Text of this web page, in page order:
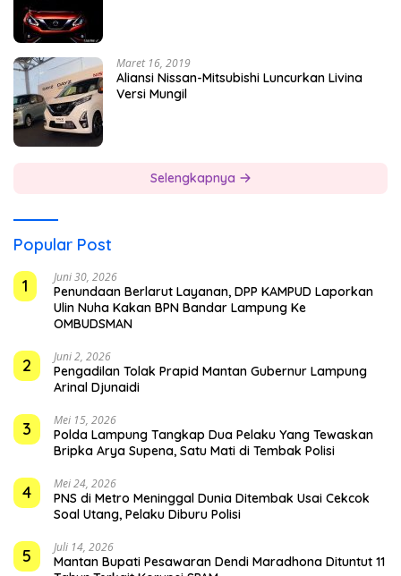
Maret 16, 2019
Aliansi Nissan-Mitsubishi Luncurkan Livina
Versi Mungil
Selengkapnya
Popular Post
1
Juni 30, 2026
Penundaan Berlarut Layanan, DPP KAMPUD Laporkan
Ulin Nuha Kakan BPN Bandar Lampung Ke
OMBUDSMAN
2 Juni 2, 2026
Pengadilan Tolak Prapid Mantan Gubernur Lampung
Arinal Djunaidi
3 Mei 15, 2026
Polda Lampung Tangkap Dua Pelaku Yang Tewaskan
Bripka Arya Supena, Satu Mati di Tembak Polisi
4 Mei 24, 2026
PNS di Metro Meninggal Dunia Ditembak Usai Cekcok
Soal Utang, Pelaku Diburu Polisi
5 Juli 14, 2026
Mantan Bupati Pesawaran Dendi Maradhona Dituntut 11